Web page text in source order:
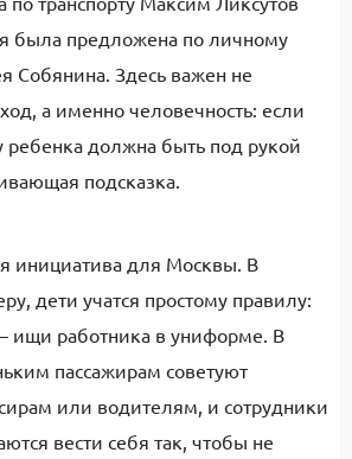
была предложена по личному
Собянина. Здесь важен не
а именно человечность: если
ребенка должна быть под рукой
подсказка.
инициатива для Москвы. В
дети учатся простому правилу:
ищи работника в униформе. В
пассажирам советуют
или водителям, и сотрудники
вести себя так, чтобы не